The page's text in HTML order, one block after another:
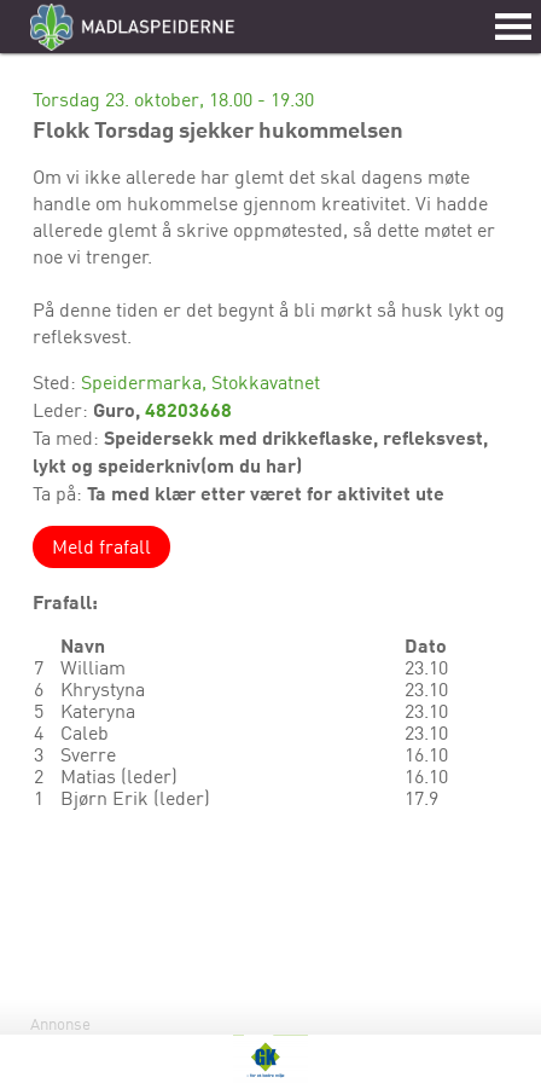
Torsdag 23. oktober, 18.00 - 19.30
Flokk Torsdag sjekker hukommelsen
Om vi ikke allerede har glemt det skal dagens møte
handle om hukommelse gjennom kreativitet. Vi hadde
allerede glemt å skrive oppmøtested, så dette møtet er
noe vi trenger.
På denne tiden er det begynt å bli mørkt så husk lykt og
refleksvest.
Sted: Speidermarka, Stokkavatnet
Leder: Guro,48203668
Ta med: Speidersekk med drikkeflaske, refleksvest,
lykt og speiderkniv(om du har)
Ta på: Ta med klær etter været for aktivitet ute
Meld frafall
Frafall:
Navn
Dato
7 William
23.10
6
Khrystyna
23.10
5
Kateryna
23.10
4
Caleb
23.10
3
Sverre
16.10
2
Matias (leder)
16.10
1
Bjørn Erik (leder) 17.9
Annonse